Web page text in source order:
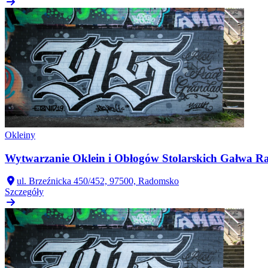
Okleiny
Wytwarzanie Oklein i Obłogów Stolarskich Gałwa
ul. Brzeźnicka 450/452, 97500, Radomsko
Szczegóły